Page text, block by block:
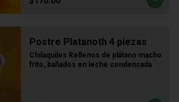
Postre Platanoth 4 piezas
Chilaquiles Rellenos de plátano macho
frito, bañados en leche condensada